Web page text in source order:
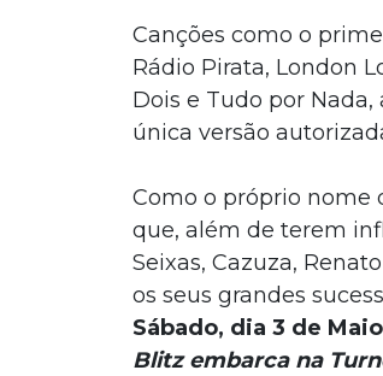
Canções como o
Rádio Pirata, London
Dois e Tudo por
única versão
Como o próprio nome
que, além de terem
Seixas, Cazuza,
os seus grandes
Sábado, dia 3 de
Blitz embarca na